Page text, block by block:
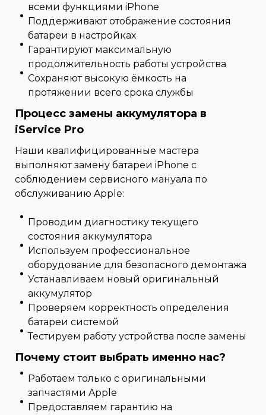
всеми функциями iPhone
Поддерживают отображение состояния
батареи в настройках
Гарантируют максимальную
продолжительность работы устройства
Сохраняют высокую ёмкость на
протяжении всего срока службы
Процесс замены аккумулятора в
iService Pro
Наши квалифицированные мастера
выполняют замену батареи iPhone с
соблюдением сервисного мануала по
обслуживанию Apple:
Проводим диагностику текущего
состояния аккумулятора
Используем профессиональное
оборудование для безопасного демонтажа
Устанавливаем новый оригинальный
аккумулятор
Проверяем корректность определения
батареи системой
Тестируем работу устройства после замены
Почему стоит выбрать именно нас?
Работаем только с оригинальными
запчастями Apple
Предоставляем гарантию на